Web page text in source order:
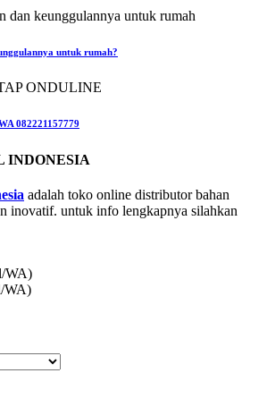
untuk rumah?
082221157779
INDONESIA
adalah toko online distributor bahan
inovatif. untuk info lengkapnya silahkan
WA)
WA)